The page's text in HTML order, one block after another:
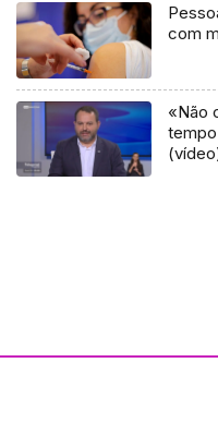
com
«Não